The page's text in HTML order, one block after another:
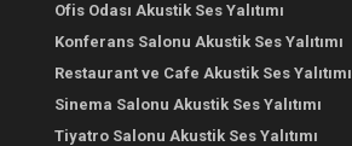
Ofis Odası Akustik Ses Yalıtımı
Konferans Salonu Akustik Ses Yalıtımı
Restaurant ve Cafe Akustik Ses Yalıtımı
Sinema Salonu Akustik Ses Yalıtımı
Tiyatro Salonu Akustik Ses Yalıtımı